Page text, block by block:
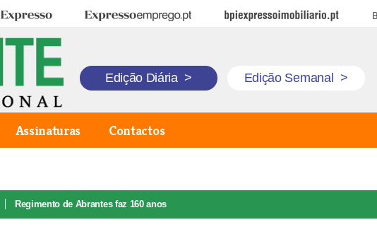
Expresso Expresso Emprego BPI Expresso Imobiliário
Edição Diária > Edição Semanal >
Assinaturas Contactos
Regimento de Abrantes faz 160 anos